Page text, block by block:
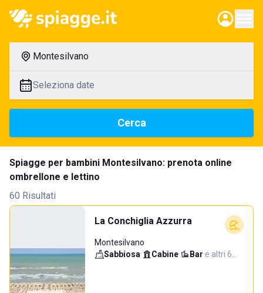
Montesilvano
Seleziona date
Cerca
Spiagge per bambini Montesilvano: prenota online
ombrellone e lettino
60 Risultati
La Conchiglia Azzurra
Montesilvano
Sabbiosa· Cabine· Bar·e altri 6…